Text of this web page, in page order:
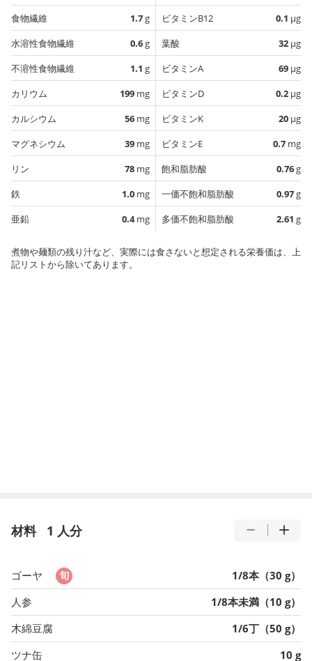
食物繊維
1.7g
水溶性食物繊維
0.6g
不溶性食物繊維
1.1 g
カリウム
199 mg
カルシウム
56 mg
マグネシウム
39 mg
リン
78 mg
鉄
1.0 mg
亜鉛
0.4mg
ビタミンB12
0.1 µg
葉酸
32 µg
ビタミンA
69 µg
ビタミンD
0.2 µg
ビタミンK
20 µg
ビタミンE
0.7 mg
飽和脂肪酸
0.76g
一価不飽和脂肪酸
0.97g
多価不飽和脂肪酸
2.61 g
煮物や麺類の残り汁など、実際には食さないと想定される栄養価は、上
記リストから除いてあります。
材料 1 人分
ゴーヤ
1/8本（30 g）
人参
1/8本未満（10 g）
木綿豆腐
1/6丁（50 g）
ツナ缶
10 g